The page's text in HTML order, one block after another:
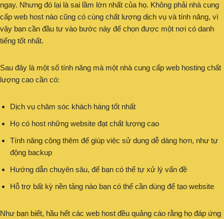
ngay. Nhưng đó lại là sai lầm lớn nhất của họ. Không phải nhà cung
cấp web host nào cũng có cùng chất lượng dịch vụ và tính năng, vì
vậy bạn cần đầu tư vào bước này để chọn được một nơi có danh
tiếng tốt nhất.
Sau đây là một số tính năng mà một nhà cung cấp web hosting chất
lượng cao cần có:
Dịch vụ chăm sóc khách hàng tốt nhất
Họ có host những website đạt chất lượng cao
Tính năng cộng thêm để giúp việc sử dụng dễ dàng hơn, như tự
động backup
Hướng dẫn chuyên sâu, để bạn có thể tự xử lý vấn đề
Hỗ trợ bất kỳ nền tảng nào bạn có thể cần dùng để tạo website
Như bạn biết, hầu hết các web host đều quảng cáo rằng họ đáp ứng